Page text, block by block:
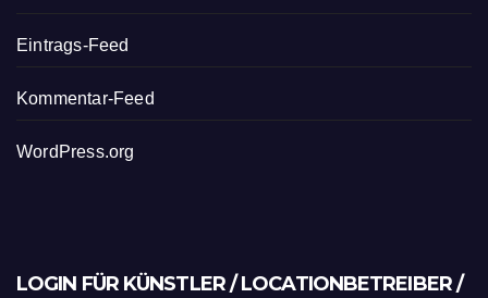
Eintrags-Feed
Kommentar-Feed
WordPress.org
LOGIN FÜR KÜNSTLER / LOCATIONBETREIBER /